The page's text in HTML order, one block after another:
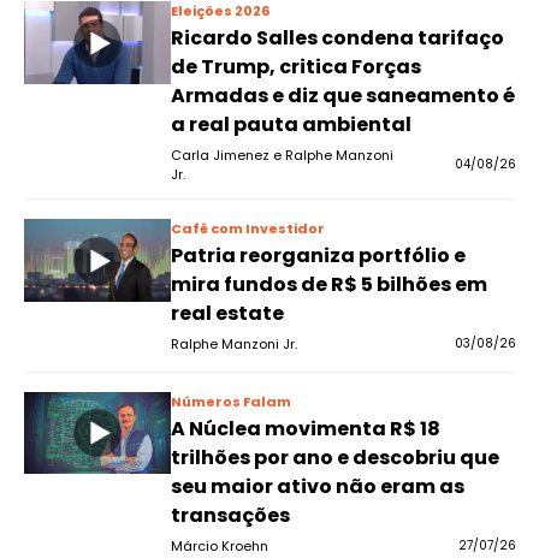
Eleições 2026
Ricardo Salles condena tarifaço
de Trump, critica Forças
Armadas e diz que saneamento é
a real pauta ambiental
Carla Jimenez e Ralphe Manzoni
Jr.
04/08/26
Café com Investidor
Patria reorganiza portfólio e
mira fundos de R$ 5 bilhões em
real estate
Ralphe Manzoni Jr. 03/08/26
Números Falam
A Núclea movimenta R$ 18
trilhões por ano e descobriu que
seu maior ativo não eram as
transações
Márcio Kroehn 27/07/26